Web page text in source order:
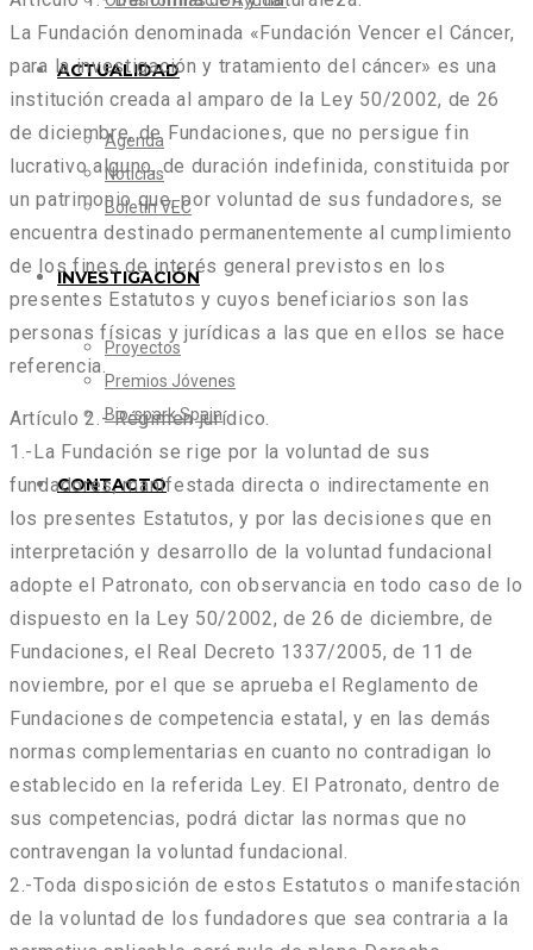
ACTUALIDAD
Agenda
Noticias
Boletín VEC
INVESTIGACIÓN
Proyectos
Premios Jóvenes
Bio-spark Spain
CONTACTO
La Fundación denominada «Fundación Vencer el Cáncer,
para la investigación y tratamiento del cáncer» es una
institución creada al amparo de la Ley 50/2002, de 26
de diciembre, de Fundaciones, que no persigue fin
lucrativo alguno, de duración indefinida, constituida por
un patrimonio que, por voluntad de sus fundadores, se
encuentra destinado permanentemente al cumplimiento
de los fines de interés general previstos en los
presentes Estatutos y cuyos beneficiarios son las
personas físicas y jurídicas a las que en ellos se hace
referencia.
Artículo 2.- Régimen jurídico.
1.-La Fundación se rige por la voluntad de sus
fundadores, manifestada directa o indirectamente en
los presentes Estatutos, y por las decisiones que en
interpretación y desarrollo de la voluntad fundacional
adopte el Patronato, con observancia en todo caso de lo
dispuesto en la Ley 50/2002, de 26 de diciembre, de
Fundaciones, el Real Decreto 1337/2005, de 11 de
noviembre, por el que se aprueba el Reglamento de
Fundaciones de competencia estatal, y en las demás
normas complementarias en cuanto no contradigan lo
establecido en la referida Ley. El Patronato, dentro de
sus competencias, podrá dictar las normas que no
contravengan la voluntad fundacional.
2.-Toda disposición de estos Estatutos o manifestación
de la voluntad de los fundadores que sea contraria a la